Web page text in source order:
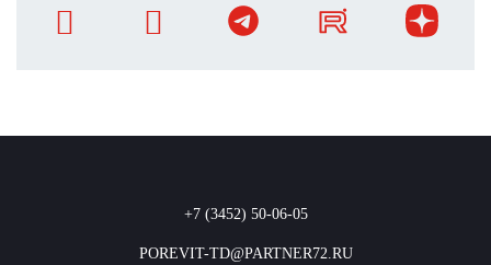
+7 (3452) 50-06-05
POREVIT-TD@PARTNER72.RU